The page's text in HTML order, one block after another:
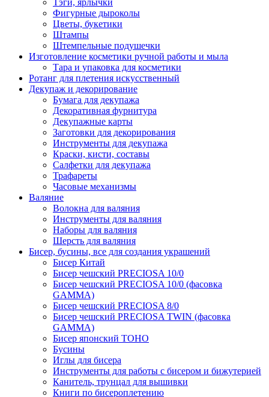
Тэги, ярлычки
Фигурные дыроколы
Цветы, букетики
Штампы
Штемпельные подушечки
Изготовление косметики ручной работы и мыла
Тара и упаковка для косметики
Ротанг для плетения искусственный
Декупаж и декорирование
Бумага для декупажа
Декоративная фурнитура
Декупажные карты
Заготовки для декорирования
Инструменты для декупажа
Краски, кисти, составы
Салфетки для декупажа
Трафареты
Часовые механизмы
Валяние
Волокна для валяния
Инструменты для валяния
Наборы для валяния
Шерсть для валяния
Бисер, бусины, все для создания украшений
Бисер Китай
Бисер чешский PRECIOSA 10/0
Бисер чешский PRECIOSA 10/0 (фасовка
GAMMA)
Бисер чешский PRECIOSA 8/0
Бисер чешский PRECIOSA TWIN (фасовка
GAMMA)
Бисер японский TOHO
Бусины
Иглы для бисера
Инструменты для работы с бисером и бижутерией
Канитель, трунцал для вышивки
Книги по бисероплетению